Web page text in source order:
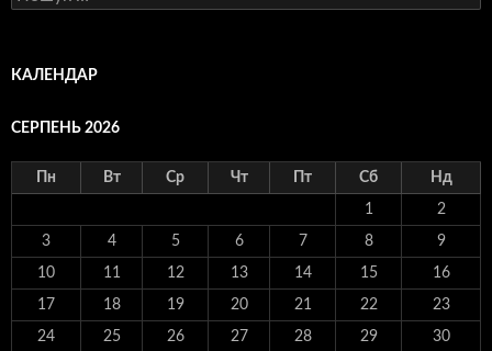
КАЛЕНДАР
СЕРПЕНЬ 2026
Пн Вт Ср Чт Пт Сб Нд
1 2
3 4 5 6 7 8 9
10 11 12 13 14 15 16
17 18 19 20 21 22 23
24 25 26 27 28 29 30